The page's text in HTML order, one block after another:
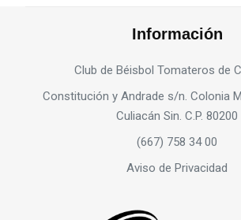
Información
Club de Béisbol Tomateros de
Constitución y Andrade s/n. Colonia
Culiacán Sin. C.P. 80200
(667) 758 34 00
Aviso de Privacidad